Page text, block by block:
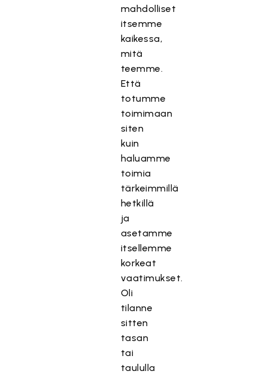
mahdolliset
itsemme
kaikessa,
mitä
teemme.
Että
totumme
toimimaan
siten
kuin
haluamme
toimia
tärkeimmillä
hetkillä
ja
asetamme
itsellemme
korkeat
vaatimukset.
Oli
tilanne
sitten
tasan
tai
taululla